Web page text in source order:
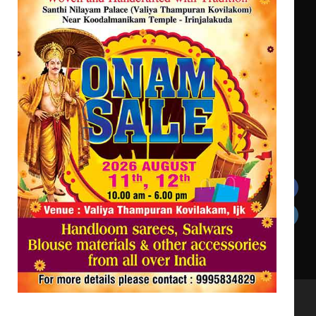
യൂത്ത് കോൺഗ്രസ്‌ സ്ഥാപക ദിനം –
ഇരിങ്ങാലക്കുടയിൽ ലഹരിവിരുദ്ധ
പ്രതിജ്ഞയെടുത്ത് യൂത്ത്
കോൺഗ്രസ്
അരങ്ങ് 2026-ന്
സാംസ്കാരികപ്പൊലിമയോടെ
സമാപനം
Get In Touch
Twitter Facebook
LinkedIn Instagram
YouTube
All Rights Reserved to irinjalakudalive.com Powered